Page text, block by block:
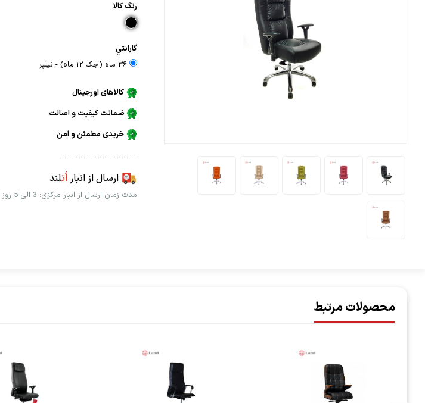
رنگ كالا
گارانتي
36 ماه (جک 12 ماه) - نيلپر
کالاهای اورجینال
ضمانت کیفیت و اصالت
خریدی مطمئن و امن
--------------------------------
ارسال از انباراُتلند
مدت زمان ارسال از انبار مرکزی: 3 الی 5 روز کاری
محصولات مرتبط